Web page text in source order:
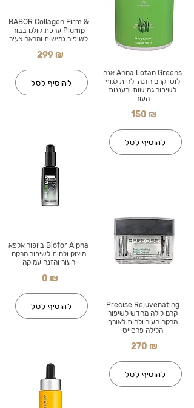
BABOR Collagen Firm &
Plump ערכת קולגן בבור
לשיפור גמישות ומראה צעיר
299 ₪
להוסיף לסל
Biofor Alpha ביופור אלפא
מיצוק ולחות לשיפור מרקם
העור והזנה עמוקה
0 ₪
להוסיף לסל
Anna Lotan Greens אנה
לוטן קרם הזנה ולחות לגוף
לשיפור גמישות ורעננות
העור
150 ₪
להוסיף לסל
Precise Rejuvenating
קרם לילה מחדש לשיפור
מרקם העור ולחות לאורך
הלילה פרסייס
270 ₪
להוסיף לסל